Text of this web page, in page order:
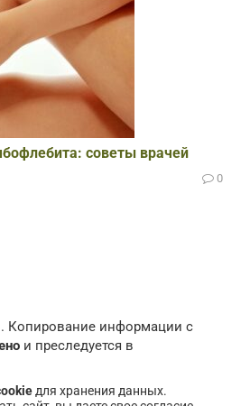
советы врачей
0
Копирование информации с
и преследуется в
для хранения данных.